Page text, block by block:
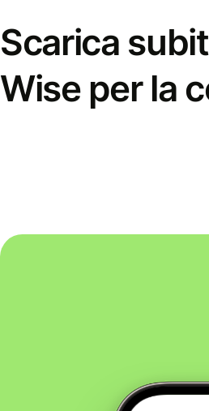
Scarica
Wise per la